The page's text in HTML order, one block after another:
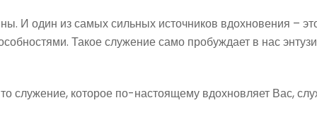
И один из самых сильных источников вдохновения –
Такое служение само пробуждает в нас
служение, которое по-настоящему вдохновляет Вас,